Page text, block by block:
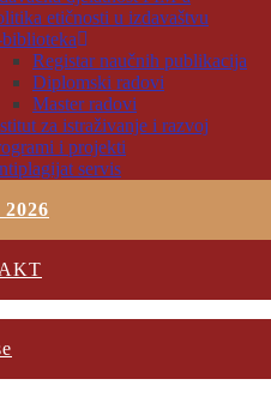
etičnosti u izdavaštvu
Registar naučnih publikacija
Diplomski radovi
Master radovi
za istraživanje i razvoj
i projekti
servis